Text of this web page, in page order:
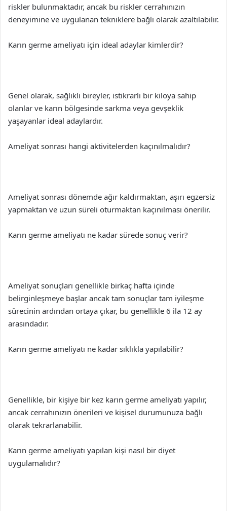
riskler bulunmaktadır, ancak bu riskler cerrahınızın
deneyimine ve uygulanan tekniklere bağlı olarak azaltılabilir.
Karın germe ameliyatı için ideal adaylar kimlerdir?
Genel olarak, sağlıklı bireyler, istikrarlı bir kiloya sahip
olanlar ve karın bölgesinde sarkma veya gevşeklik
yaşayanlar ideal adaylardır.
Ameliyat sonrası hangi aktivitelerden kaçınılmalıdır?
Ameliyat sonrası dönemde ağır kaldırmaktan, aşırı egzersiz
yapmaktan ve uzun süreli oturmaktan kaçınılması önerilir.
Karın germe ameliyatı ne kadar sürede sonuç verir?
Ameliyat sonuçları genellikle birkaç hafta içinde
belirginleşmeye başlar ancak tam sonuçlar tam iyileşme
sürecinin ardından ortaya çıkar, bu genellikle 6 ila 12 ay
arasındadır.
Karın germe ameliyatı ne kadar sıklıkla yapılabilir?
Genellikle, bir kişiye bir kez karın germe ameliyatı yapılır,
ancak cerrahınızın önerileri ve kişisel durumunuza bağlı
olarak tekrarlanabilir.
Karın germe ameliyatı yapılan kişi nasıl bir diyet
uygulamalıdır?